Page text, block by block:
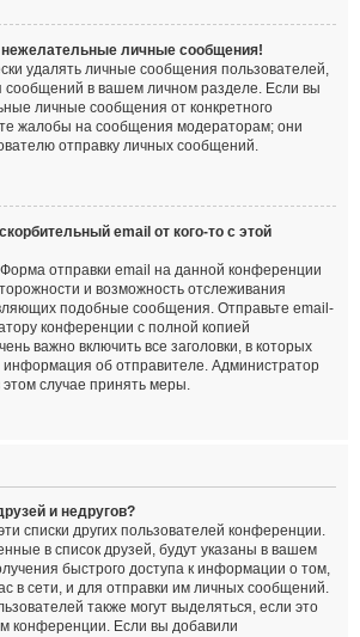
личные сообщения!
удалять личные сообщения пользователей,
сообщений в вашем личном разделе. Если вы
личные сообщения от конкретного
жалобы на сообщения модераторам; они
отправку личных сообщений.
email от кого-то с этой
отправки email на данной конференции
и возможность отслеживания
подобные сообщения. Отправьте email-
конференции с полной копией
важно включить все заголовки, в которых
информация об отправителе. Администратор
случае принять меры.
и недругов?
списки других пользователей конференции.
в список друзей, будут указаны в вашем
быстрого доступа к информации о том,
в сети, и для отправки им личных сообщений.
также могут выделяться, если это
конференции. Если вы добавили